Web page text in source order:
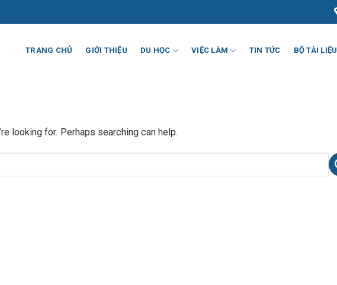
TRANG CHỦ GIỚI THIỆU DU HỌC VIỆC LÀM TIN TỨC BỘ TÀI LIỆU
looking for. Perhaps searching can help.